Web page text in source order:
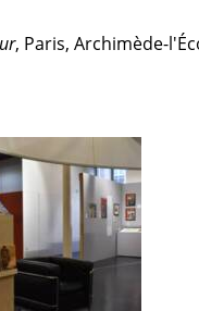
, Paris, Archimède-